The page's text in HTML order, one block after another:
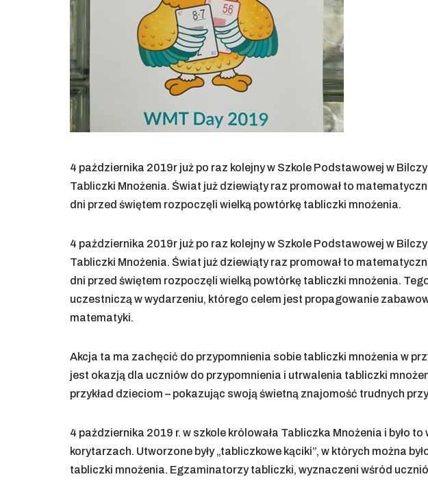
4 października 2019r już po raz kolejny w Szkole Podstawowej w
Tabliczki Mnożenia. Świat już dziewiąty raz promował to
dni przed świętem rozpoczęli wielką powtórkę tabliczki mnożenia.
4 października 2019r już po raz kolejny w Szkole Podstawowej w
Tabliczki Mnożenia. Świat już dziewiąty raz promował to
dni przed świętem rozpoczęli wielką powtórkę tabliczki mnożenia.
uczestniczą w wydarzeniu, którego celem jest propagowanie
matematyki.
Akcja ta ma zachęcić do przypomnienia sobie tabliczki mnożenia w
jest okazją dla uczniów do przypomnienia i utrwalenia tabliczki
przykład dzieciom – pokazując swoją świetną znajomość trudnych
4 października 2019 r. w szkole królowała Tabliczka Mnożenia i było
korytarzach. Utworzone były „tabliczkowe kąciki”, w których można
tabliczki mnożenia. Egzaminatorzy tabliczki, wyznaczeni wśród